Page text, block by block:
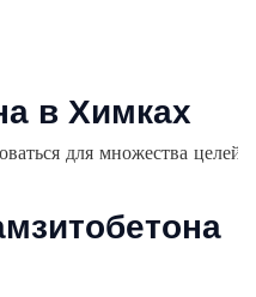
в Химках
для множества целей